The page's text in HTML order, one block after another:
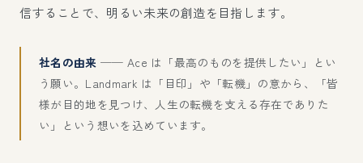
信することで、明るい未来の創造を目指します。
社名の由来 ── Ace は「最高のものを提供したい」とい
う願い。Landmark は「目印」や「転機」の意から、「皆
様が目的地を見つけ、人生の転機を支える存在でありた
い」という想いを込めています。